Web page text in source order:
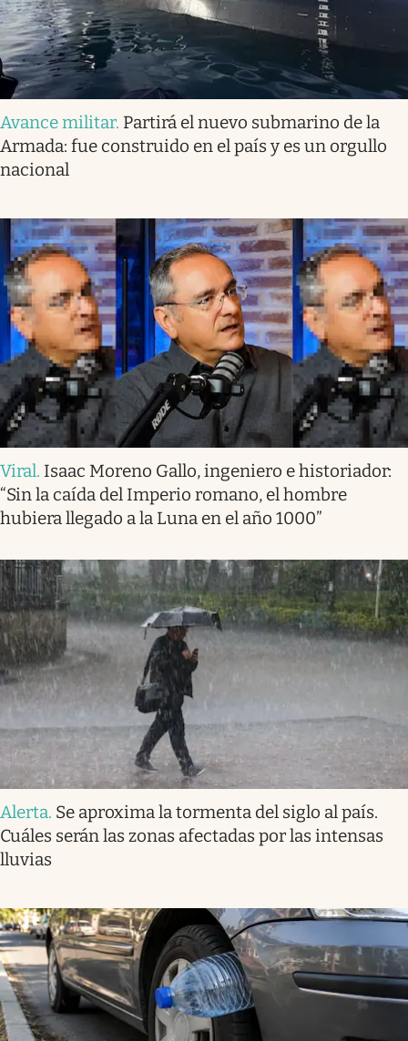
Avance militar. Partirá el nuevo submarino de la
Armada: fue construido en el país y es un orgullo
nacional
Viral. Isaac Moreno Gallo, ingeniero e historiador:
“Sin la caída del Imperio romano, el hombre
hubiera llegado a la Luna en el año 1000”
Alerta. Se aproxima la tormenta del siglo al país.
Cuáles serán las zonas afectadas por las intensas
lluvias